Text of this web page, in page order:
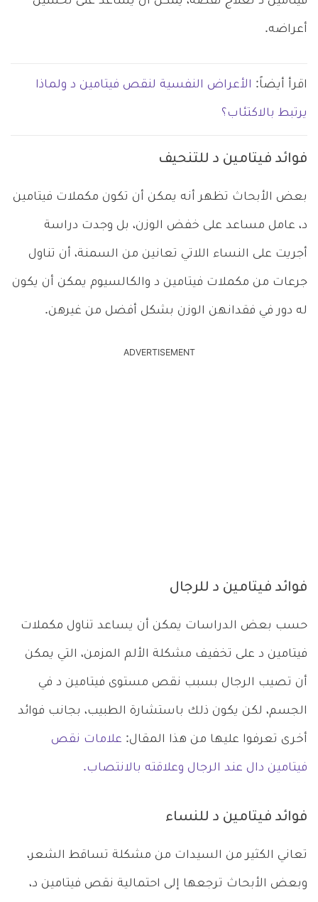
أعراضه.
اقرأ أيضاً: الأعراض النفسية لنقص فيتامين د ولماذا
يرتبط بالاكتئاب؟
فوائد فيتامين د للتنحيف
بعض الأبحاث تظهر أنه يمكن أن تكون مكملات فيتامين
د، عامل مساعد على خفض الوزن، بل وجدت دراسة
أجريت على النساء اللاتي تعانين من السمنة، أن تناول
جرعات من مكملات فيتامين د والكالسيوم يمكن أن يكون
له دور في فقدانهن الوزن بشكل أفضل من غيرهن.
ADVERTISEMENT
فوائد فيتامين د للرجال
حسب بعض الدراسات يمكن أن يساعد تناول مكملات
فيتامين د على تخفيف مشكلة الألم المزمن، التي يمكن
أن تصيب الرجال بسبب نقص مستوى فيتامين د في
الجسم، لكن يكون ذلك باستشارة الطبيب، بجانب فوائد
أخرى تعرفوا عليها من هذا المقال: علامات نقص
فيتامين دال عند الرجال وعلاقته بالانتصاب.
فوائد فيتامين د للنساء
تعاني الكثير من السيدات من مشكلة تساقط الشعر،
وبعض الأبحاث ترجعها إلى احتمالية نقص فيتامين د،